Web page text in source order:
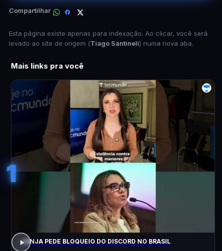
Compartilhar
Esta página existe apenas para indexação. Ao clicar, você será
levado ao site de origem (Tiago Santineli) numa nova aba.
Mais links pra você
1
JANJA PEDE BLOQUEIO DO DISCORD NO BRASIL